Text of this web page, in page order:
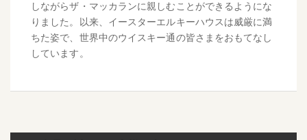
しながらザ・マッカランに親しむことができるようにな
りました。以来、イースターエルキーハウスは威厳に満
ちた姿で、世界中のウイスキー通の皆さまをおもてなし
しています。